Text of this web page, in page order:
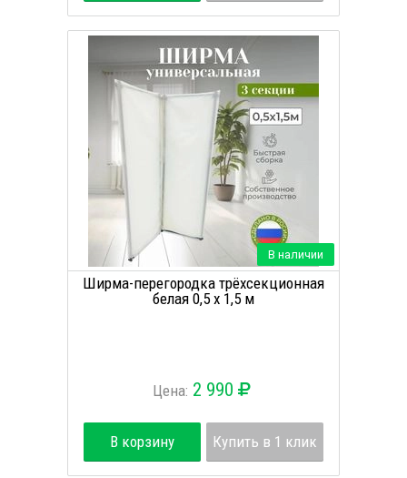
В наличии
Ширма-перегородка трёхсекционная
белая 0,5 х 1,5 м
Цена: 2 990
В корзину Купить в 1 клик